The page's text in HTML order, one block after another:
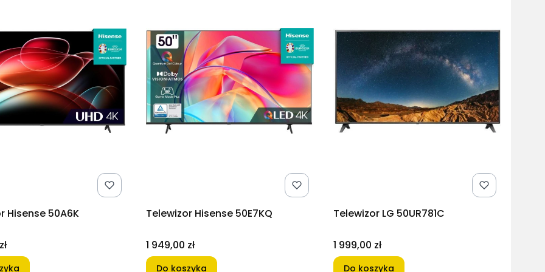
Hisense 50A6K Telewizor Hisense 50E7KQ
Cena
1 949,00 zł
Do koszyka
Telewizor LG 50UR781C
Cena
1 999,00 zł
Do koszyka